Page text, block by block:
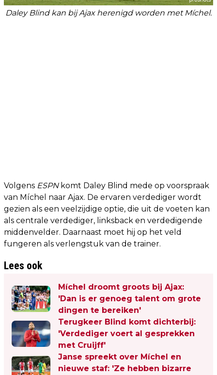
Daley Blind kan bij Ajax herenigd worden met Míchel.
Volgens ESPNkomt Daley Blind mede op voorspraak
van Míchel naar Ajax. De ervaren verdediger wordt
gezien als een veelzijdige optie, die uit de voeten kan
als centrale verdediger, linksback en verdedigende
middenvelder. Daarnaast moet hij op het veld
fungeren als verlengstuk van de trainer.
Lees ook
Míchel droomt groots bij Ajax:
'Dan is er genoeg talent om grote
dingen te bereiken'
Terugkeer Blind komt dichterbij:
'Verdediger voert al gesprekken
met Cruijff'
Janse spreekt over Míchel en
nieuwe staf: 'Ze hebben bizarre